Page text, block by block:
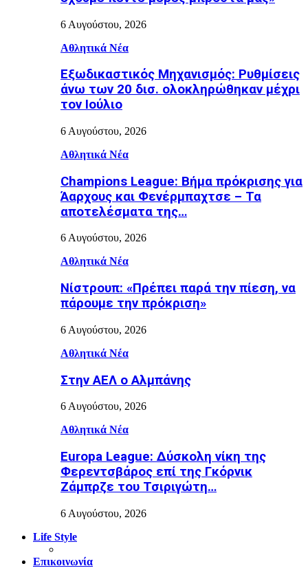
6 Αυγούστου, 2026
Αθλητικά Νέα
Εξωδικαστικός Μηχανισμός: Ρυθμίσεις
άνω των 20 δισ. ολοκληρώθηκαν μέχρι
τον Ιούλιο
6 Αυγούστου, 2026
Αθλητικά Νέα
Champions League: Βήμα πρόκρισης για
Άαρχους και Φενέρμπαχτσε – Τα
αποτελέσματα της…
6 Αυγούστου, 2026
Αθλητικά Νέα
Νίστρουπ: «Πρέπει παρά την πίεση, να
πάρουμε την πρόκριση»
6 Αυγούστου, 2026
Αθλητικά Νέα
Στην ΑΕΛ ο Αλμπάνης
6 Αυγούστου, 2026
Αθλητικά Νέα
Europa League: Δύσκολη νίκη της
Φερεντσβάρος επί της Γκόρνικ
Ζάμπρζε του Τσιριγώτη…
6 Αυγούστου, 2026
Life Style
Επικοινωνία